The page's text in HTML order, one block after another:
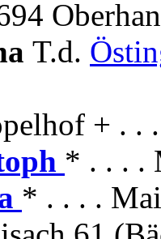
T.d.
+ . .
* . . . .
* . . . .